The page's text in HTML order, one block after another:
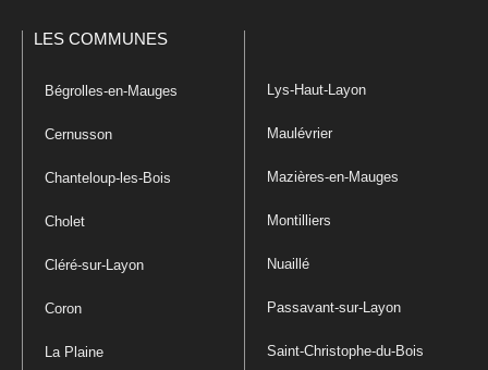
LES COMMUNES
Bégrolles-en-Mauges
Cernusson
Chanteloup-les-Bois
Cholet
Cléré-sur-Layon
Coron
La Plaine
Lys-Haut-Layon
Maulévrier
Mazières-en-Mauges
Montilliers
Nuaillé
Passavant-sur-Layon
Saint-Christophe-du-Bois